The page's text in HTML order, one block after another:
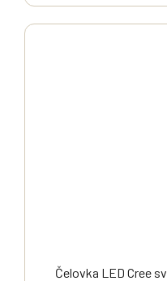
Čelovka LED Cree